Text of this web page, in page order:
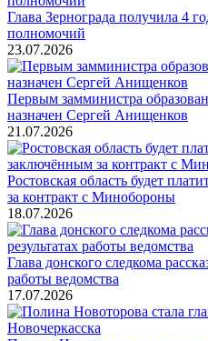
Глава Зернограда получила 4
полномочий
23.07.2026
Первым замминистра
назначен Сергей Анищенков
21.07.2026
Ростовская область будет
за контракт с Минобороны
18.07.2026
Глава донского следкома
работы ведомства
17.07.2026